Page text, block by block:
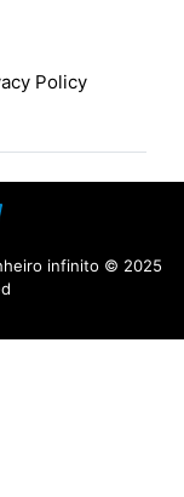
Policy
infinito © 2025